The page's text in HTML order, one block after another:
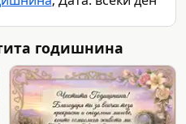
годишнина